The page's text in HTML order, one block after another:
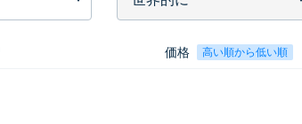
価格 高い順から低い順